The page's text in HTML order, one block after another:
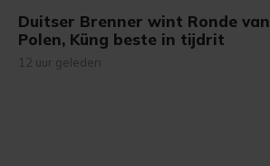
Duitser Brenner wint Ronde van
Polen, Küng beste in tijdrit
12 uur geleden